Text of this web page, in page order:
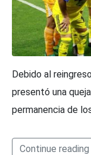
Debido al
presentó una
permanencia de
Continue reading